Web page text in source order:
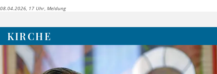
08.04.2026, 17 Uhr Meldung
KIRCHE